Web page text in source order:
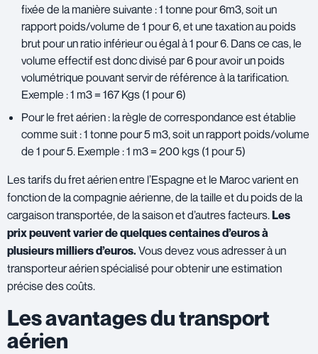
fixée de la manière suivante : 1 tonne pour 6m3, soit un
rapport poids/volume de 1 pour 6, et une taxation au poids
brut pour un ratio inférieur ou égal à 1 pour 6. Dans ce cas, le
volume effectif est donc divisé par 6 pour avoir un poids
volumétrique pouvant servir de référence à la tarification.
Exemple : 1 m3 = 167 Kgs (1 pour 6)
Pour le fret aérien : la règle de correspondance est établie
comme suit : 1 tonne pour 5 m3, soit un rapport poids/volume
de 1 pour 5. Exemple : 1 m3 = 200 kgs (1 pour 5)
Les tarifs du fret aérien entre l’Espagne et le Maroc varient en
fonction de la compagnie aérienne, de la taille et du poids de la
cargaison transportée, de la saison et d’autres facteurs.Les
prix peuvent varier de quelques centaines d’euros à
plusieurs milliers d’euros.Vous devez vous adresser à un
transporteur aérien spécialisé pour obtenir une estimation
précise des coûts.
Les avantages du transport
aérien